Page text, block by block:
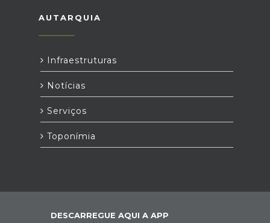
AUTARQUIA
Infraestruturas
Notícias
Serviços
Toponímia
DESCARREGUE AQUI A APP